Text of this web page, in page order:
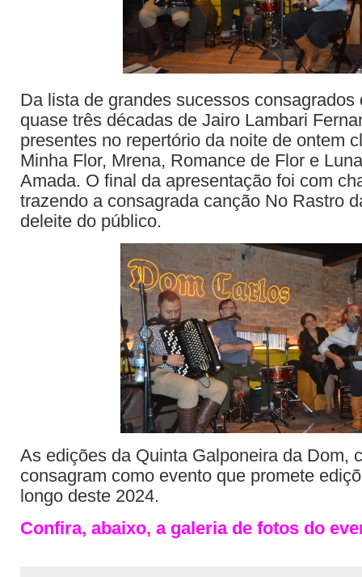
Da lista de grandes sucessos consagrados
quase três décadas de Jairo Lambari
presentes no repertório da noite de ontem
Minha Flor, Mrena, Romance de Flor e
Amada. O final da apresentação foi com
trazendo a consagrada canção No Rastro
deleite do público.
As edições da Quinta Galponeira da Dom,
consagram como evento que promete
longo deste 2024.
Confira, abaixo, a galeria de fotos do